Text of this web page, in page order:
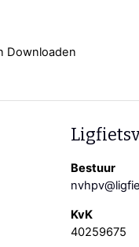
Downloaden
Bestuur
KvK
40259675